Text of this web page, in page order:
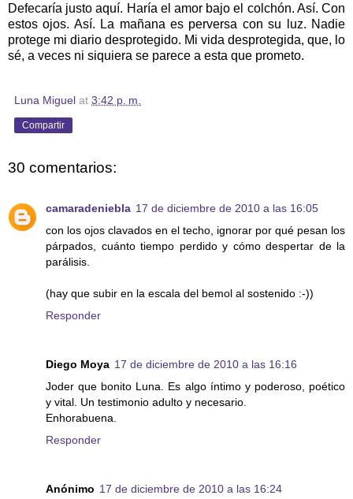
Defecaría justo aquí. Haría el amor bajo el colchón. Así. Con
estos ojos. Así. La mañana es perversa con su luz. Nadie
protege mi diario desprotegido. Mi vida desprotegida, que, lo
sé, a veces ni siquiera se parece a esta que prometo.
Luna Miguel at 3:42 p. m.
Compartir
30 comentarios:
camaradeniebla 17 de diciembre de 2010 a las 16:05
con los ojos clavados en el techo, ignorar por qué pesan los
párpados, cuánto tiempo perdido y cómo despertar de la
parálisis.
(hay que subir en la escala del bemol al sostenido :-))
Responder
Diego Moya 17 de diciembre de 2010 a las 16:16
Joder que bonito Luna. Es algo íntimo y poderoso, poético
y vital. Un testimonio adulto y necesario.
Enhorabuena.
Responder
Anónimo 17 de diciembre de 2010 a las 16:24